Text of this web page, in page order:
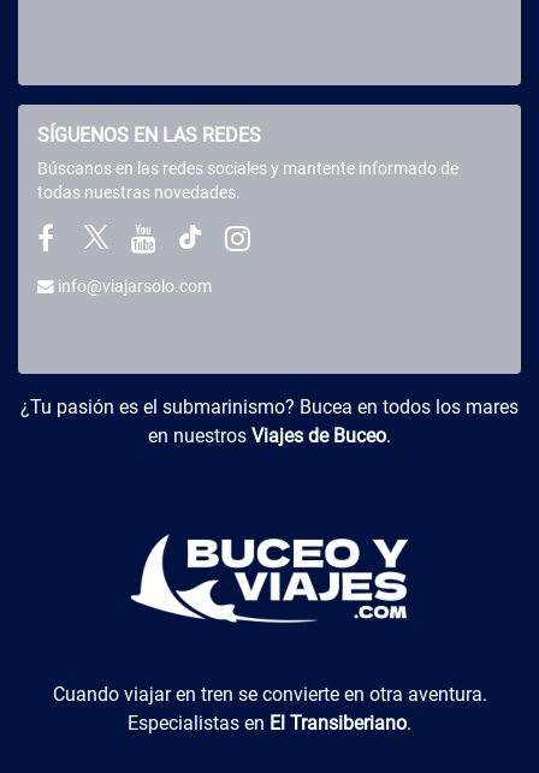
SÍGUENOS EN LAS REDES
Búscanos en las redes sociales y mantente informado de
todas nuestras novedades.
info@viajarsolo.com
Buceo y Viajes
¿Tu pasión es el submarinismo? Bucea en todos los mares
en nuestros Viajes de Buceo.
El Transiberiano
Cuando viajar en tren se convierte en otra aventura.
Especialistas en El Transiberiano.